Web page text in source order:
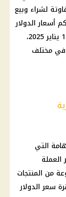
لشراء وبيع
أسعار الدولار
الأمريكي مقابل الجنيه المصري اليوم السبت 11 يناير 2025،
في مختلف
التي
من المنتجات
سعر الدولار